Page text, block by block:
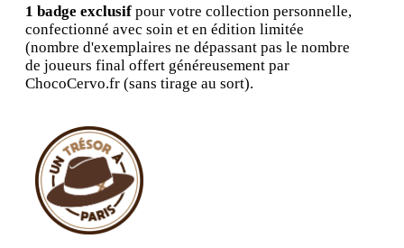
1 badge exclusif pour votre collection personnelle,
confectionné avec soin et en édition limitée
(nombre d'exemplaires ne dépassant pas le nombre
de joueurs final offert généreusement par
ChocoCervo.fr (sans tirage au sort).